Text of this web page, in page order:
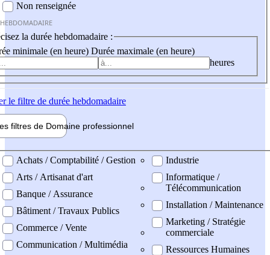
Non renseignée
la durée hebdomadaire :
minimale (en heure) Durée maximale (en heure)
heures
le filtre de durée hebdomadaire
filtres de Domaine professionnel
professionel
Achats / Comptabilité / Gestion
Arts / Artisanat d'art
Banque / Assurance
Bâtiment / Travaux Publics
Commerce / Vente
Communication / Multimédia
Industrie
Informatique /
Télécommunication
Installation / Maintenance
Marketing / Stratégie
commerciale
Ressources Humaines